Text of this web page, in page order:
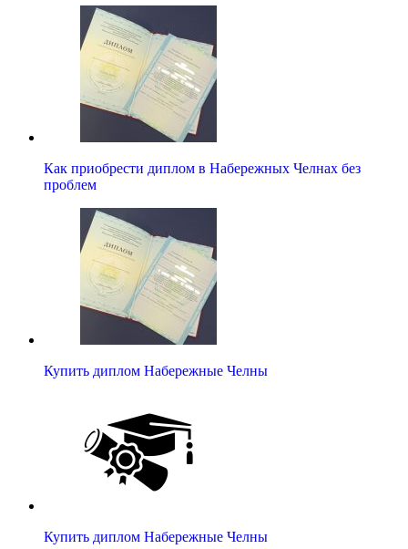
Как приобрести диплом в Набережных Челнах без
проблем
Купить диплом Набережные Челны
Купить диплом Набережные Челны